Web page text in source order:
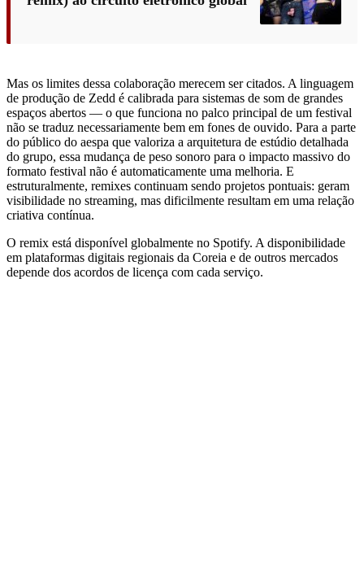
Mas os limites dessa colaboração merecem ser citados. A linguagem
de produção de Zedd é calibrada para sistemas de som de grandes
espaços abertos — o que funciona no palco principal de um festival
não se traduz necessariamente bem em fones de ouvido. Para a parte
do público do aespa que valoriza a arquitetura de estúdio detalhada
do grupo, essa mudança de peso sonoro para o impacto massivo do
formato festival não é automaticamente uma melhoria. E
estruturalmente, remixes continuam sendo projetos pontuais: geram
visibilidade no streaming, mas dificilmente resultam em uma relação
criativa contínua.
O remix está disponível globalmente no Spotify. A disponibilidade
em plataformas digitais regionais da Coreia e de outros mercados
depende dos acordos de licença com cada serviço.